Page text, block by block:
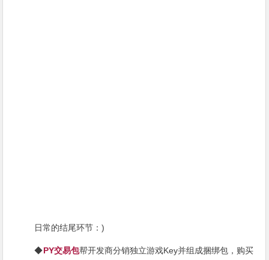
日常的结尾环节：)
◆PY交易包帮开发商分销独立游戏Key并组成捆绑包，购买